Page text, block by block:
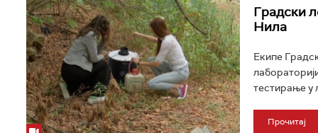
Градски
Нила
Екипе
тестирање у
Прочитај